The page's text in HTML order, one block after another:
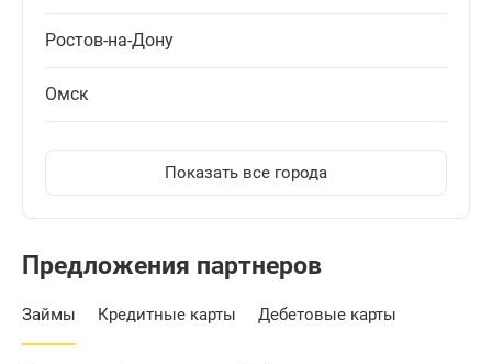
Ростов-на-Дону
Омск
Показать все города
Предложения партнеров
Займы Кредитные карты Дебетовые карты